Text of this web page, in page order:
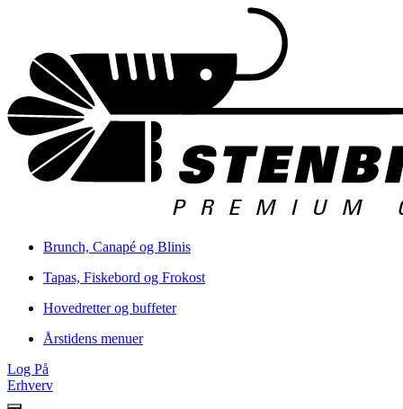
Brunch, Canapé og Blinis
Tapas, Fiskebord og Frokost
Hovedretter og buffeter
Årstidens menuer
Log På
Erhverv